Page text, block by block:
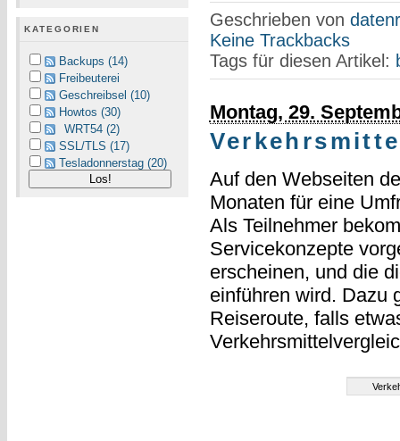
KATEGORIEN
Backups (14)
Freibeuterei
Geschreibsel (10)
Howtos (30)
WRT54 (2)
SSL/TLS (17)
Tesladonnerstag (20)
Geschrieben von
Keine Trackbacks
Tags für diesen Artikel:
Montag, 29.
Auf den Webseiten
Monaten für eine
Als Teilnehmer
Servicekonzepte
erscheinen, und die
einführen wird. Dazu
Reiseroute, falls